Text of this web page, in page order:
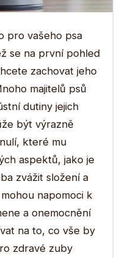
pro vašeho psa
se na první pohled
zachovat jeho
majitelů psů
dutiny jejich
být výrazně
které mu
aspektů, jako je
zvážit složení a
napomoci k
a onemocnění
na to, co vše by
zdravé zuby